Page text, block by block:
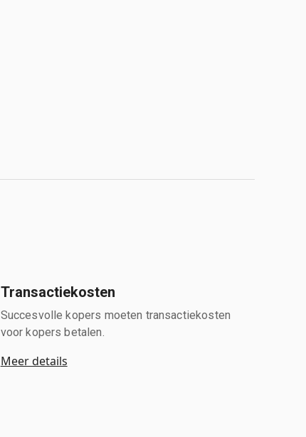
Transactiekosten
Succesvolle kopers moeten transactiekosten
voor kopers betalen.
Meer details